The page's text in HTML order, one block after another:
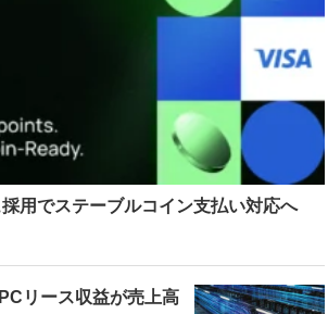
用でステーブルコイン支払い対応へ
リース収益が売上高